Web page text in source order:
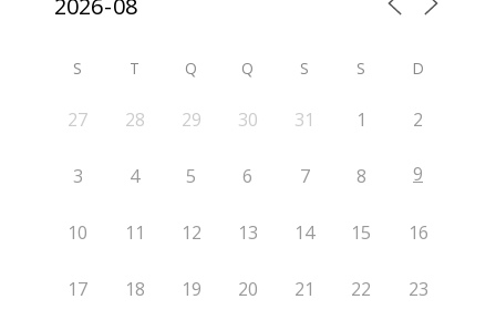
S T Q Q S S D
27 28 29 30 31 1 2
3 4 5 6 7 8 9
10 11 12 13 14 15 16
17 18 19 20 21 22 23